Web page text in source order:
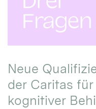
Neue
der Caritas
kognitiver